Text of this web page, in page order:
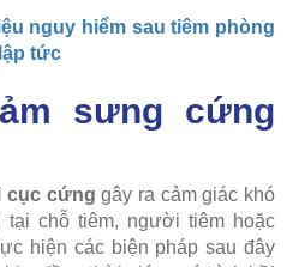
nguy hiểm sau tiêm phòng
tức
sưng cứng
cục cứng gây ra cảm giác khó
chỗ tiêm, người tiêm hoặc
hiện các biện pháp sau đây